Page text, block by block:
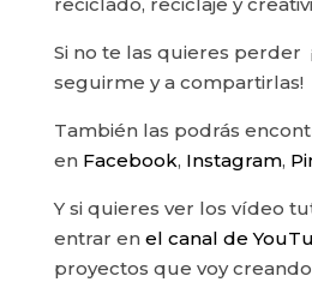
reciclado, reciclaje y
Si no te las quieres perder
seguirme y a compartirlas!
También las podrás
en Facebook, Instagram,
Y si quieres ver los vídeo
entrar en el canal de
proyectos que voy creando